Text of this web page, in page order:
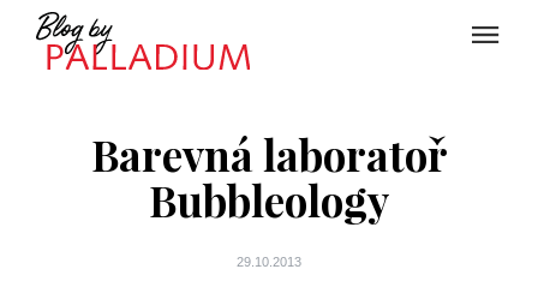
Barevná laboratoř
Bubbleology
29.10.2013